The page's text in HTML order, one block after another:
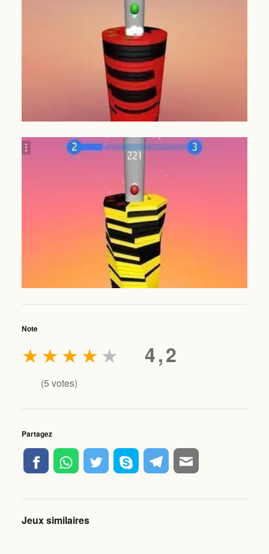
Note
4,2
★
★
★
★
★
(5 votes)
Partagez
Jeux similaires